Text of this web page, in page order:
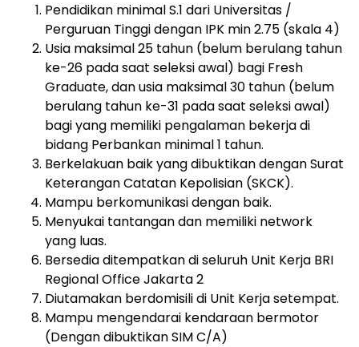
Pendidikan minimal S.1 dari Universitas /
Perguruan Tinggi dengan IPK min 2.75 (skala 4)
Usia maksimal 25 tahun (belum berulang tahun
ke-26 pada saat seleksi awal) bagi Fresh
Graduate, dan usia maksimal 30 tahun (belum
berulang tahun ke-31 pada saat seleksi awal)
bagi yang memiliki pengalaman bekerja di
bidang Perbankan minimal 1 tahun.
Berkelakuan baik yang dibuktikan dengan Surat
Keterangan Catatan Kepolisian (SKCK).
Mampu berkomunikasi dengan baik.
Menyukai tantangan dan memiliki network
yang luas.
Bersedia ditempatkan di seluruh Unit Kerja BRI
Regional Office Jakarta 2
Diutamakan berdomisili di Unit Kerja setempat.
Mampu mengendarai kendaraan bermotor
(Dengan dibuktikan SIM C/A)